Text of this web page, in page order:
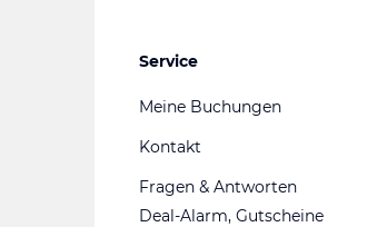
Service
Meine Buchungen
Kontakt
Fragen & Antworten
Deal-Alarm, Gutscheine